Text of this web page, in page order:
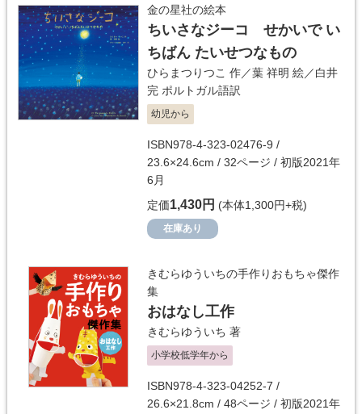
金の星社の絵本
ちいさなジーコ せかいで い
ちばん たいせつなもの
ひらまつりつこ 作／葉 祥明 絵／白井
完 ポルトガル語訳
幼児から
ISBN978-4-323-02476-9 /
23.6×24.6cm / 32ページ / 初版2021年
6月
定価1,430円 (本体1,300円+税)
在庫あり
きむらゆういちの手作りおもちゃ傑作
集
おはなし工作
きむらゆういち 著
小学校低学年から
ISBN978-4-323-04252-7 /
26.6×21.8cm / 48ページ / 初版2021年